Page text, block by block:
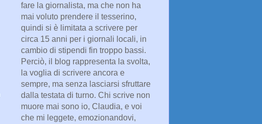
fare la giornalista, ma che non ha
mai voluto prendere il tesserino,
quindi si è limitata a scrivere per
circa 15 anni per i giornali locali, in
cambio di stipendi fin troppo bassi.
Perciò, il blog rappresenta la svolta,
la voglia di scrivere ancora e
sempre, ma senza lasciarsi sfruttare
dalla testata di turno. Chi scrive non
muore mai sono io, Claudia, e voi
che mi leggete, emozionandovi,